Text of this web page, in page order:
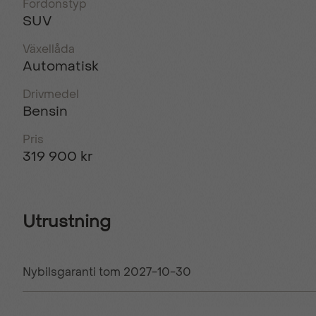
Fordonstyp
SUV
Växellåda
Automatisk
Drivmedel
Bensin
Pris
319 900 kr
Utrustning
Nybilsgaranti tom 2027-10-30